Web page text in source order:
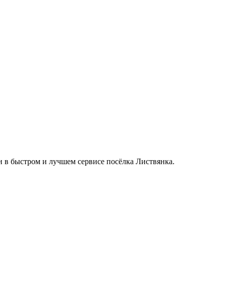
в быстром и лучшем сервисе посёлка Листвянка.